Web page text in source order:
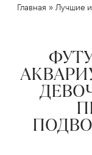
Главная »Лучшие